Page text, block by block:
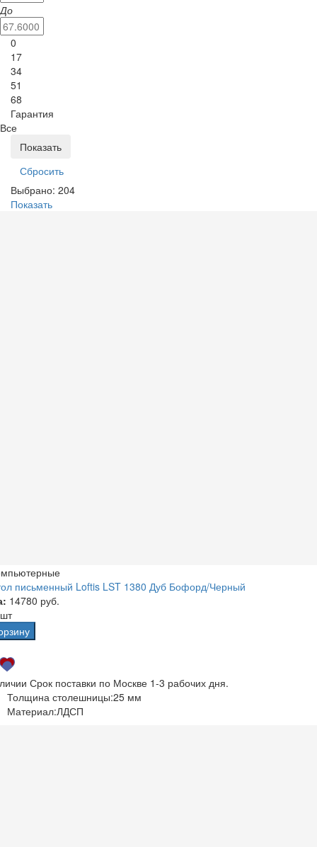
До
0
17
34
51
68
Гарантия
Все
Выбрано: 204
Показать
письменный Loftis LST 1380 Дуб Бофорд/Черный
14780 руб.
Срок поставки по Москве 1-3 рабочих дня.
Толщина столешницы:25 мм
Материал:ЛДСП